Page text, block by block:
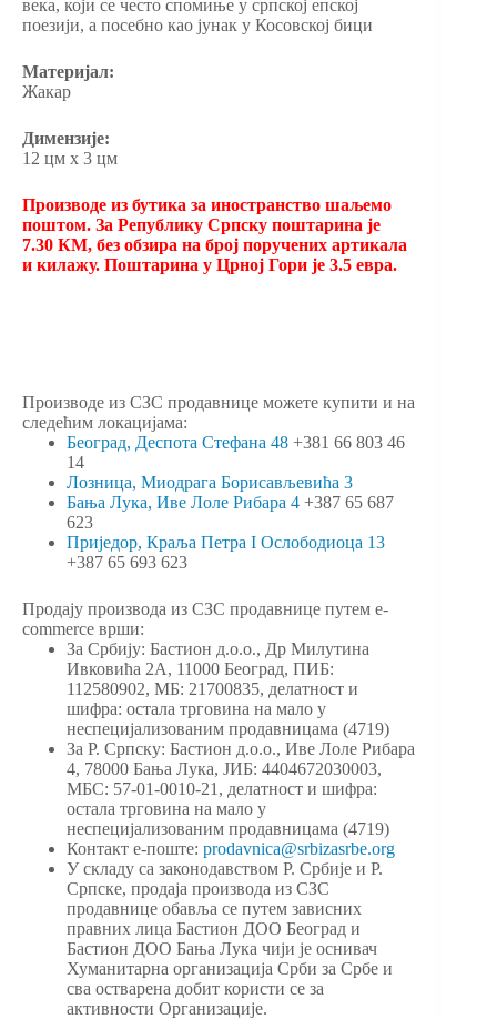
века, који се често спомиње у српској епској
поезији, а посебно као јунак у Косовској бици
Материјал:
Жакар
Димензије:
12 цм х 3 цм
Производе из бутика за иностранство шаљемо
поштом. За Републику Српску поштарина је
7.30 КМ, без обзира на број поручених артикала
и килажу. Поштарина у Црној Гори је 3.5 евра.
Производе из СЗС продавнице можете купити и на
следећим локацијама:
Београд, Деспота Стефана 48 +381 66 803 46
14
Лозница, Миодрага Борисављевића 3
Бања Лука, Иве Лоле Рибара 4 +387 65 687
623
Приједор, Краља Петра I Ослободиоца 13
+387 65 693 623
Продају производа из СЗС продавнице путем e-
commerce врши:
За Србију: Бастион д.о.о., Др Милутина
Ивковића 2А, 11000 Београд, ПИБ:
112580902, МБ: 21700835, делатност и
шифра: остала трговина на мало у
неспецијализованим продавницама (4719)
За Р. Српску: Бастион д.о.о., Иве Лоле Рибара
4, 78000 Бања Лука, ЈИБ: 4404672030003,
МБС: 57-01-0010-21, делатност и шифра:
остала трговина на мало у
неспецијализованим продавницама (4719)
Контакт е-поште: prodavnica@srbizasrbe.org
У складу са законодавством Р. Србије и Р.
Српске, продаја производа из СЗС
продавнице обавља се путем зависних
правних лица Бастион ДОО Београд и
Бастион ДОО Бања Лука чији је оснивач
Хуманитарна организација Срби за Србе и
сва остварена добит користи се за
активности Организације.